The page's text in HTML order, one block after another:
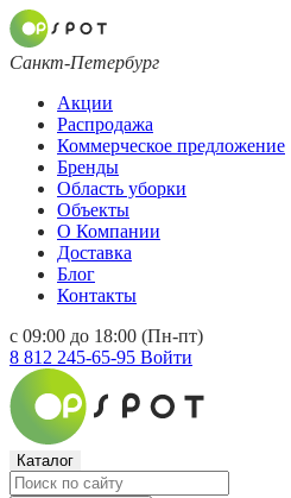
Санкт-Петербург
Акции
Распродажа
Коммерческое предложение
Бренды
Область уборки
Объекты
О Компании
Доставка
Блог
Контакты
с 09:00 до 18:00 (Пн-пт)
8 812 245-65-95 Войти
Каталог